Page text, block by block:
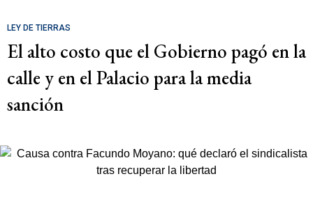
LEY DE TIERRAS
El alto costo que el Gobierno pagó en la
calle y en el Palacio para la media
sanción